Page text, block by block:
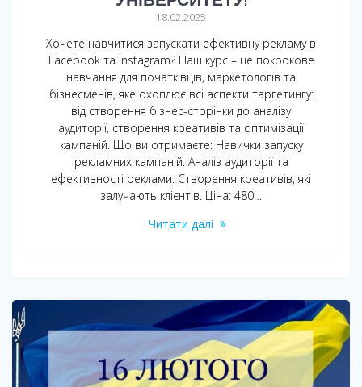
18.02.2025
Хочете навчитися запускати ефективну рекламу в
Facebook та Instagram? Наш курс – це покрокове
навчання для початківців, маркетологів та
бізнесменів, яке охоплює всі аспекти таргетингу:
від створення бізнес-сторінки до аналізу
аудиторії, створення креативів та оптимізації
кампаній. Що ви отримаєте: Навички запуску
рекламних кампаній. Аналіз аудиторії та
ефективності реклами. Створення креативів, які
залучають клієнтів. Ціна: 480…
Читати далі